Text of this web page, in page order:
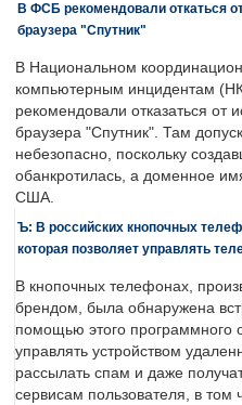
В ФСБ рекомендовали откаться
браузера "Спутник"
В Национальном
компьютерным инцидентам
рекомендовали отказаться от
браузера "Спутник". Там
небезопасно, поскольку
обанкротилась, а доменное
США.
Ъ: В российских кнопочных
которая позволяет управлять
В кнопочных телефонах,
брендом, была обнаружена
помощью этого программного
управлять устройством
рассылать спам и даже
сервисам пользователя, в том